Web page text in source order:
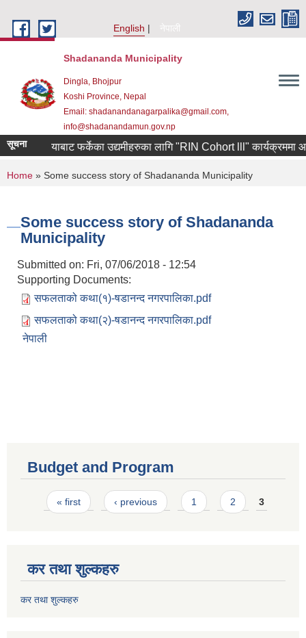
English
नेपाली
Shadananda Municipality
Dingla, Bhojpur
Koshi Province, Nepal
Email: shadanandanagarpalika@gmail.com,
info@shadanandamun.gov.np
सूचनाकोरियाबाट फर्केका उद्यमीहरुका लागि "RIN Cohort lll" कार्यक्रममा
You are here
Home » Some success story of Shadananda Municipality
Some success story of Shadananda
Municipality
Submitted on: Fri, 07/06/2018 - 12:54
Supporting Documents:
सफलताको कथा(१)-षडानन्द नगरपालिका.pdf
सफलताको कथा(२)-षडानन्द नगरपालिका.pdf
नेपाली
Budget and Program
Pages
« first ‹ previous 1 2 3
कर तथा शुल्कहरु
कर तथा शुल्कहरु